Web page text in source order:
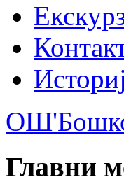
ОШ'Бошко
Главни